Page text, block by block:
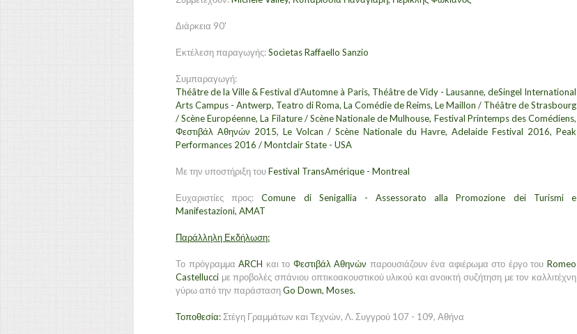
Διάρκεια 90'
Εκτέλεση παραγωγής:Socìetas Raffaello Sanzio
Συμπαραγωγή:
Théâtre de la Ville & Festival d’Automne à Paris, Théâtre de Vidy - Lausanne, deSingel International
Arts Campus - Antwerp, Teatro di Roma, La Comédie de Reims, Le Maillon / Théâtre de Strasbourg
/ Scène Européenne, La Filature / Scène Nationale de Mulhouse, Festival Printemps des Comédiens,
Φεστιβάλ Αθηνών 2015, Le Volcan / Scène Νationale du Havre, Adelaide Festival 2016, Peak
Performances 2016 / Montclair State - USA
Με την υποστήριξη τουFestival TransAmérique - Montreal
Ευχαριστίες προς:Comune di Senigallia - Assessorato alla Promozione dei Turismi e
Manifestazioni, AMAT
Παράλληλη Εκδήλωση:
Το πρόγραμμαARCH και το Φεστιβάλ Αθηνών παρουσιάζουν ένα αφιέρωμα στο έργο του Romeo
Castellucci με προβολές σπάνιου οπτικοακουστικού υλικού και ανοικτή συζήτηση με τον καλλιτέχνη
γύρω από την παράστασηGo Down, Moses.
Τοποθεσία: Στέγη Γραμμάτων και Τεχνών, Λ. Συγγρού 107 - 109, Αθήνα